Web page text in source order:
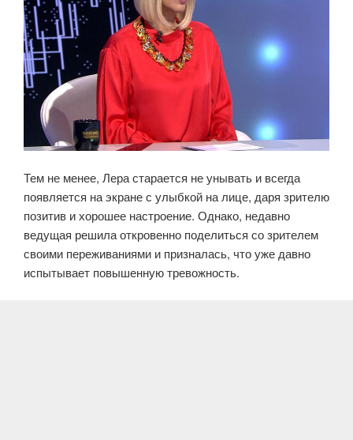
Тем не менее, Лера старается не унывать и всегда
появляется на экране с улыбкой на лице, даря зрителю
позитив и хорошее настроение. Однако, недавно
ведущая решила откровенно поделиться со зрителем
своими переживаниями и призналась, что уже давно
испытывает повышенную тревожность.